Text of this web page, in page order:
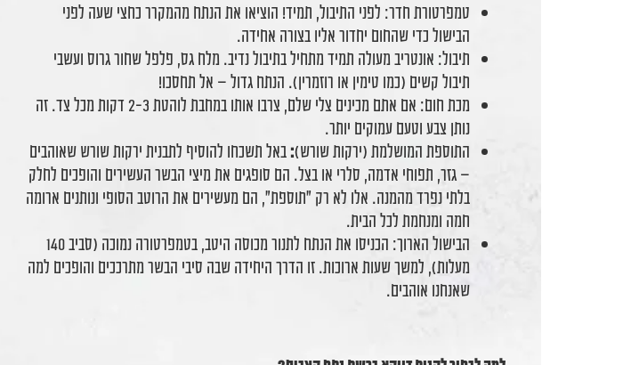
טמפרטורת חדר: לפני התיבול, תמיד! הוציאו את הנתח מהמקרר כחצי שעה לפני
הבישול כדי שהחום יחדור אליו בצורה אחידה.
תיבול: אונטריב מעולה תמיד מתחיל בתיבול נדיב. מלח גס, פלפל שחור גרוס ועשבי
תיבול קשים (כמו טימין או רוזמרין). הנתח גדול – אל תחסכו!
מכת חום: אם אתם מכינים צלי שלם, צרבו אותו במחבת לוהטת 2-3 דקות מכל צד. זה
נותן צבע וטעם עמוקים יותר.
התוספת המושלמת (ירקות שורש):באל תשכחו להוסיף לתבנית ירקות שורש שאוהבים
– גזר, תפוחי אדמה, סלרי או בצל. הם סופגים את מיצי הבשר העשירים והופכים לחלק
בלתי נפרד מהמנה. אלו לא רק "תוספת", הם מעשירים את הרוטב הסופי ונותנים ארומה
חמה ומנחמת לכל הבית.
הבישול הארוך: הכניסו את הנתח לתנור מכוסה היטב, בטמפרטורה נמוכה (סביב 140
מעלות), למשך שעות ארוכות. זו הדרך היחידה שבה סיבי הבשר מתרככים והופכים למה
שאנחנו אוהבים.